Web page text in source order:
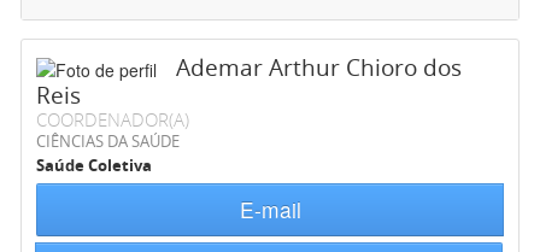
Ademar Arthur Chioro dos
Reis
COORDENADOR(A)
CIÊNCIAS DA SAÚDE
Saúde Coletiva
E-mail